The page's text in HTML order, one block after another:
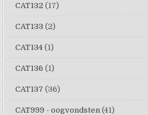
CAT132 (17)
CAT133 (2)
CAT134 (1)
CAT136 (1)
CAT137 (36)
CAT999 - oogvondsten (41)